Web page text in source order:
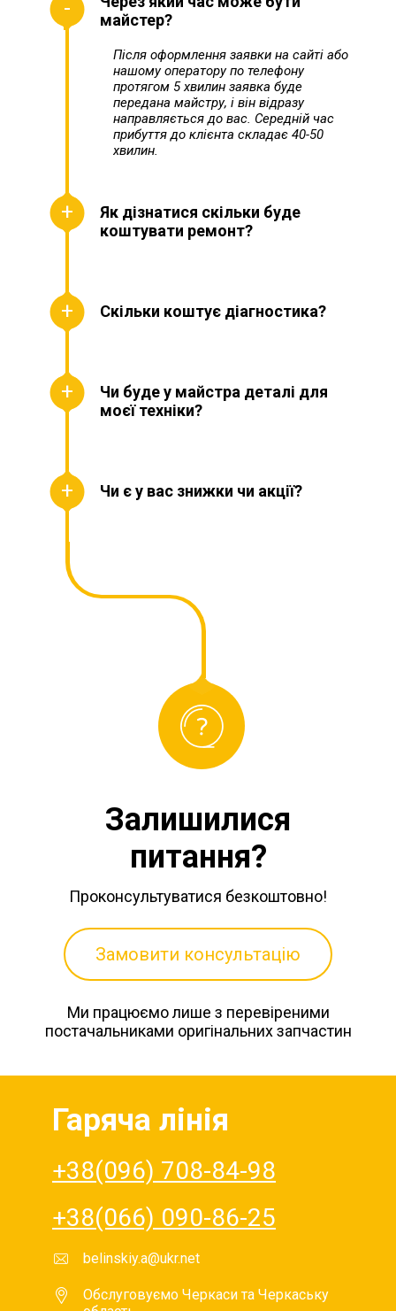
майстер?
Після оформлення заявки на сайті або
нашому оператору по телефону
протягом 5 хвилин заявка буде
передана майстру, і він відразу
направляється до вас. Середній час
прибуття до клієнта складає 40-50
хвилин.
Як дізнатися скільки буде
коштувати ремонт?
Скільки коштує діагностика?
Чи буде у майстра деталі для
моєї техніки?
Чи є у вас знижки чи акції?
Залишилися
питання?
Проконсультуватися безкоштовно!
Ми працюємо лише з перевіреними
постачальниками оригінальних запчастин
Замовити консультацію
Гаряча лінія
+38(096) 708-84-98
+38(066) 090-86-25
belinskiy.a@ukr.net
Обслуговуємо Черкаси та Черкаську